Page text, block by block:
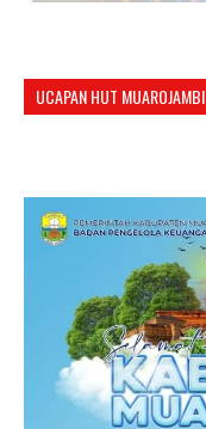
UCAPAN HUT MUAROJAMBI